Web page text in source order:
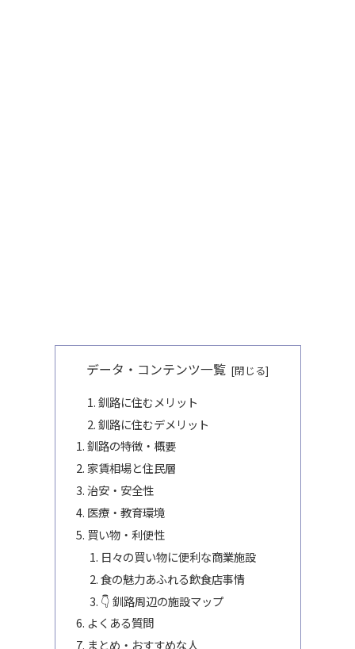
データ・コンテンツ一覧
釧路に住むメリット
釧路に住むデメリット
釧路の特徴・概要
家賃相場と住民層
治安・安全性
医療・教育環境
買い物・利便性
日々の買い物に便利な商業施設
食の魅力あふれる飲食店事情
👇 釧路周辺の施設マップ
よくある質問
まとめ・おすすめな人